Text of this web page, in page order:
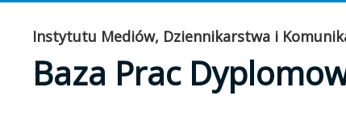
Instytutu Mediów, Dziennikarstwa i
Baza Prac